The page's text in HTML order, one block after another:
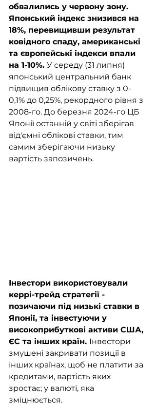
обвалились у червону зону.
Японський індекс знизився на
18%, перевищивши результат
ковідного спаду, американські
та європейські індекси впали
на 1-10%. У середу (31 липня)
японський центральний банк
підвищив облікову ставку з 0-
0,1% до 0,25%, рекордного рівня з
2008-го. До березня 2024-го ЦБ
Японії останній у світі зберігав
від'ємні облікові ставки, тим
самим зберігаючи низьку
вартість запозичень.
Інвестори використовували
керрі-трейд стратегії -
позичаючи під низькі ставки в
Японії, та інвестуючи у
високоприбуткові активи США,
ЄС та інших країн. Інвестори
змушені закривати позиції в
інших країнах, щоб не платити за
кредитами, вартість яких
зростає; у валюті, яка
зміцнюється.